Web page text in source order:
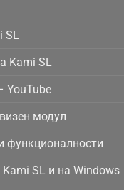
SL
Kami SL
YouTube
модул
функционалности
SL и на Windows